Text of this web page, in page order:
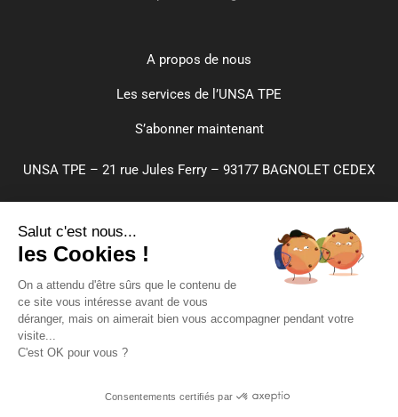
Inscrivez-vous
A propos de nous
Les services de l’UNSA TPE
S’abonner maintenant
UNSA TPE – 21 rue Jules Ferry – 93177 BAGNOLET CEDEX
Paramètres de cookies
Plan du site
Mentions légales
Salut c'est nous...
les Cookies !
On a attendu d'être sûrs que le contenu de
ce site vous intéresse avant de vous
déranger, mais on aimerait bien vous accompagner pendant votre
visite...
C'est OK pour vous ?
Consentements certifiés par